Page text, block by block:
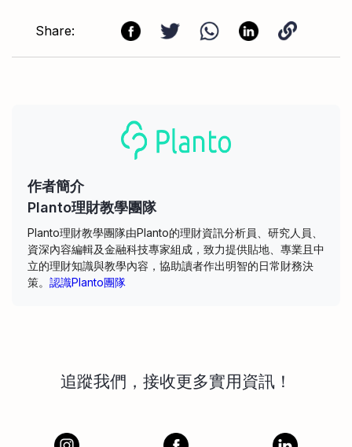
Share:
作者簡介
Planto理財教學團隊
Planto理財教學團隊由Planto的理財資訊分析員、研究人員、
資深內容編輯及金融科技專家組成，致力提供貼地、專業且中
立的理財知識與教學內容，協助讀者作出明智的日常財務決
策。 認識Planto團隊
追蹤我們，接收更多實用資訊！